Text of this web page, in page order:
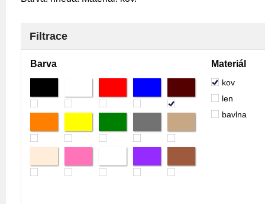
Filtrace
Barva Materiál
kov
len
bavlna